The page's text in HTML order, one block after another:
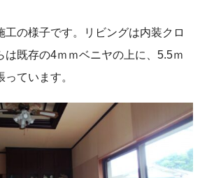
工の様子です。リビングは内装クロ
は既存の4ｍｍベニヤの上に、5.5ｍ
ています。